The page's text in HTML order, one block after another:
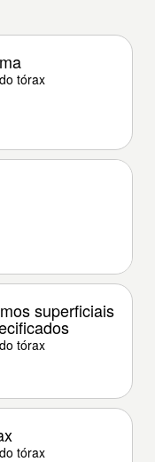
tórax
superficiais
tórax
tórax